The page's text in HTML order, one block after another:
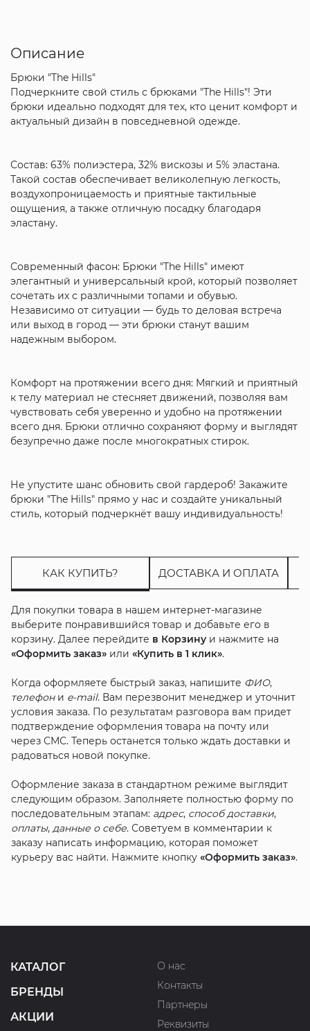
Описание
Брюки "The Hills"
Подчеркните свой стиль с брюками "The Hills"! Эти
брюки идеально подходят для тех, кто ценит комфорт и
актуальный дизайн в повседневной одежде.
Состав: 63% полиэстера, 32% вискозы и 5% эластана.
Такой состав обеспечивает великолепную легкость,
воздухопроницаемость и приятные тактильные
ощущения, а также отличную посадку благодаря
эластану.
Современный фасон: Брюки "The Hills" имеют
элегантный и универсальный крой, который позволяет
сочетать их с различными топами и обувью.
Независимо от ситуации — будь то деловая встреча
или выход в город — эти брюки станут вашим
надежным выбором.
Комфорт на протяжении всего дня: Мягкий и приятный
к телу материал не стесняет движений, позволяя вам
чувствовать себя уверенно и удобно на протяжении
всего дня. Брюки отлично сохраняют форму и выглядят
безупречно даже после многократных стирок.
Не упустите шанс обновить свой гардероб! Закажите
брюки "The Hills" прямо у нас и создайте уникальный
стиль, который подчеркнёт вашу индивидуальность!
КАК КУПИТЬ? ДОСТАВКА И ОПЛАТА
Для покупки товара в нашем интернет-магазине
выберите понравившийся товар и добавьте его в
корзину. Далее перейдите в Корзинуи нажмите на
«Оформить заказ»или «Купить в 1 клик».
Когда оформляете быстрый заказ, напишите ФИО,
телефони e-mail. Вам перезвонит менеджер и уточнит
условия заказа. По результатам разговора вам придет
подтверждение оформления товара на почту или
через СМС. Теперь останется только ждать доставки и
радоваться новой покупке.
Оформление заказа в стандартном режиме выглядит
следующим образом. Заполняете полностью форму по
последовательным этапам: адрес, способ доставки,
оплаты, данные о себе. Советуем в комментарии к
заказу написать информацию, которая поможет
курьеру вас найти. Нажмите кнопку «Оформить заказ».
КАТАЛОГ
БРЕНДЫ
АКЦИИ
О нас
Контакты
Партнеры
Реквизиты